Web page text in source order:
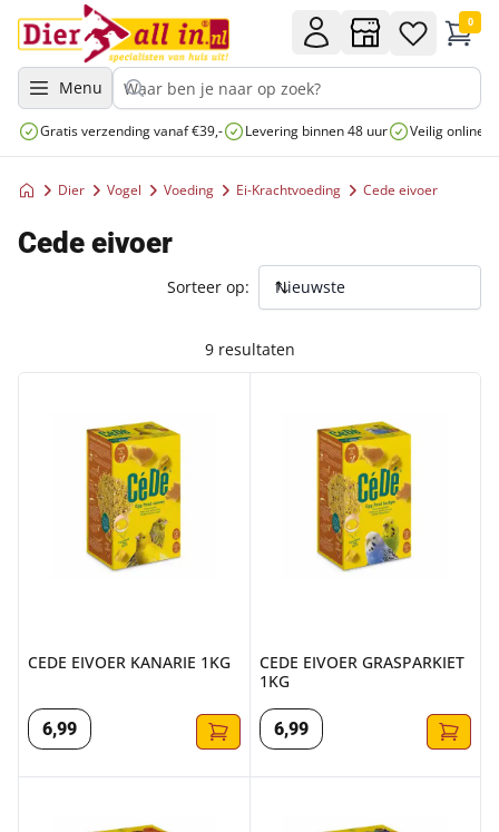
Menu
0
Gratis verzending vanaf €39,- Levering binnen 48 uur Veilig online
Dier Vogel Voeding Ei-Krachtvoeding Cede eivoer
Cede eivoer
9 resultaten
Sorteer op:
CEDE EIVOER KANARIE 1KG
6,99
CEDE EIVOER GRASPARKIET
1KG
6,99